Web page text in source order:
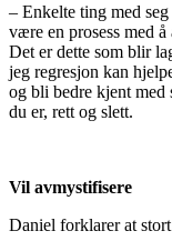
– Enkelte ting med
være en prosess med å
Det er dette som blir
jeg regresjon kan
og bli bedre kjent med
du er, rett og slett.
Vil avmystifisere
Daniel forklarer at